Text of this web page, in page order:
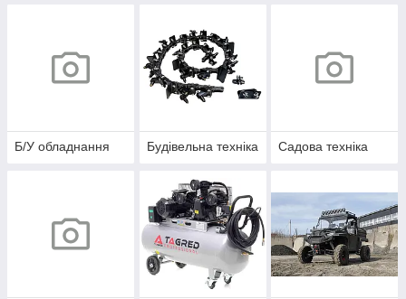
Б/У обладнання Будівельна техніка Садова техніка